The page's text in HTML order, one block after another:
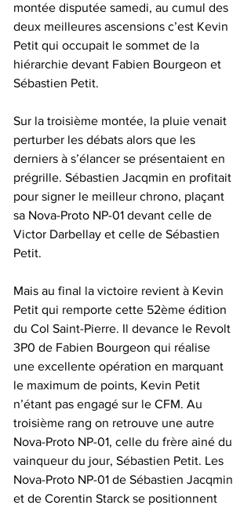
montée disputée samedi, au cumul des
deux meilleures ascensions c’est Kevin
Petit qui occupait le sommet de la
hiérarchie devant Fabien Bourgeon et
Sébastien Petit.
Sur la troisième montée, la pluie venait
perturber les débats alors que les
derniers à s’élancer se présentaient en
prégrille. Sébastien Jacqmin en profitait
pour signer le meilleur chrono, plaçant
sa Nova-Proto NP-01 devant celle de
Victor Darbellay et celle de Sébastien
Petit.
Mais au final la victoire revient à Kevin
Petit qui remporte cette 52ème édition
du Col Saint-Pierre. Il devance le Revolt
3P0 de Fabien Bourgeon qui réalise
une excellente opération en marquant
le maximum de points, Kevin Petit
n’étant pas engagé sur le CFM. Au
troisième rang on retrouve une autre
Nova-Proto NP-01, celle du frère ainé du
vainqueur du jour, Sébastien Petit. Les
Nova-Proto NP-01 de Sébastien Jacqmin
et de Corentin Starck se positionnent